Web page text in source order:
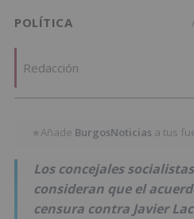
POLÍTICA
Redacción
★Añade BurgosNoticias a tus
Los concejales
consideran que el
censura contra Javier